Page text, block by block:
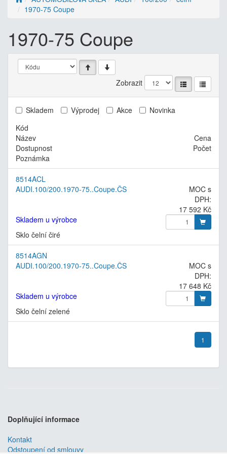
1970-75 Coupe
1970-75 Coupe
Zobrazit
Skladem Výprodej Akce
Novinka
Kód
Název
Cena
Dostupnost
Počet
Poznámka
8514ACL
AUDI.100/200.1970-75..Coupe.ČS
MOC s
DPH:
17 592 Kč
Skladem u výrobce
Sklo čelní čiré
8514AGN
AUDI.100/200.1970-75..Coupe.ČS
MOC s
DPH:
17 648 Kč
Skladem u výrobce
Sklo čelní zelené
1
Doplňující informace
Kontakt
Odstoupení od smlouvy